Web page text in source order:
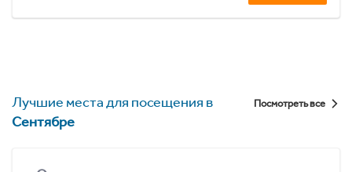
Лучшие места для посещения в
Сентябре
Посмотреть все